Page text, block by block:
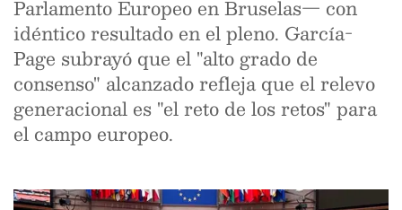
Parlamento Europeo en Bruselas— con
idéntico resultado en el pleno. García-
Page subrayó que el "alto grado de
consenso" alcanzado refleja que el relevo
generacional es "el reto de los retos" para
el campo europeo.